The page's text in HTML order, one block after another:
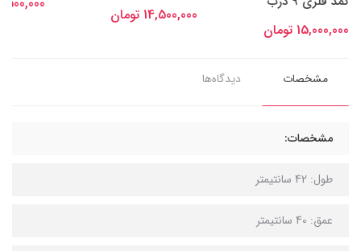
15,000,000 تومان
14,500,000 تومان
مشخصات دیدگاه‌ها
مشخصات:
طول: 42 سانتیمتر
عمق: 40 سانتیمتر